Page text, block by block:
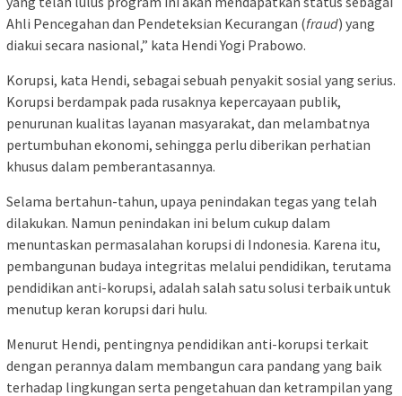
Ahli Pencegahan dan Pendeteksian Kecurangan (fraud) yang
diakui secara nasional,” kata Hendi Yogi Prabowo.
Korupsi, kata Hendi, sebagai sebuah penyakit sosial yang serius.
Korupsi berdampak pada rusaknya kepercayaan publik,
penurunan kualitas layanan masyarakat, dan melambatnya
pertumbuhan ekonomi, sehingga perlu diberikan perhatian
khusus dalam pemberantasannya.
Selama bertahun-tahun, upaya penindakan tegas yang telah
dilakukan. Namun penindakan ini belum cukup dalam
menuntaskan permasalahan korupsi di Indonesia. Karena itu,
pembangunan budaya integritas melalui pendidikan, terutama
pendidikan anti-korupsi, adalah salah satu solusi terbaik untuk
menutup keran korupsi dari hulu.
Menurut Hendi, pentingnya pendidikan anti-korupsi terkait
dengan perannya dalam membangun cara pandang yang baik
terhadap lingkungan serta pengetahuan dan ketrampilan yang